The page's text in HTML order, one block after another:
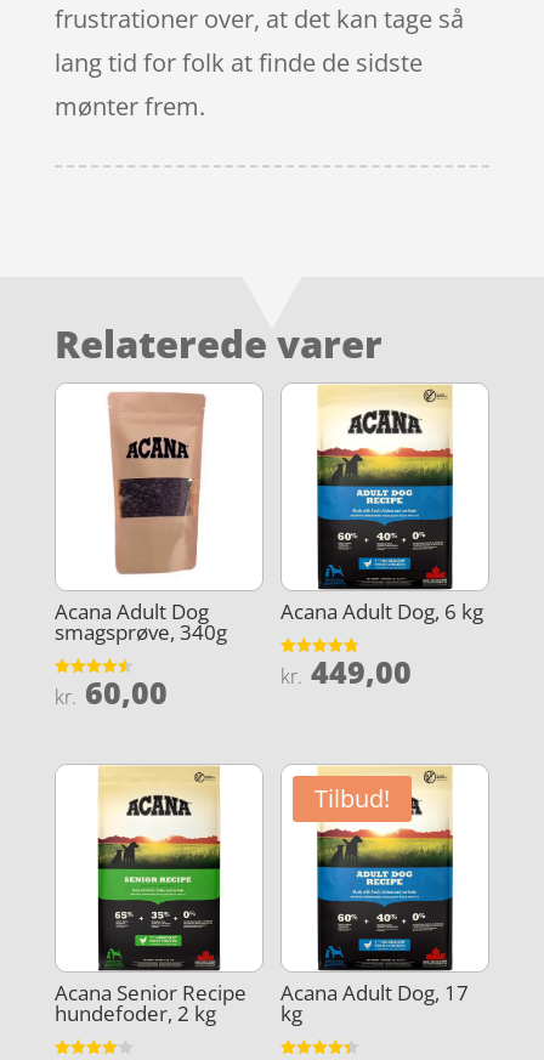
frustrationer over, at det kan tage så
lang tid for folk at finde de sidste
mønter frem.
Relaterede varer
Acana Adult Dog
smagsprøve, 340g
Vurderet
4.5
kr. 60,00
Acana Adult Dog, 6 kg
Vurderet
4.8
kr. 449,00
Acana Senior Recipe
hundefoder, 2 kg
Tilbud!
Acana Adult Dog, 17
kg